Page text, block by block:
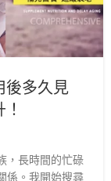
後多久見
，長時間的忙碌
係。我開始搜尋